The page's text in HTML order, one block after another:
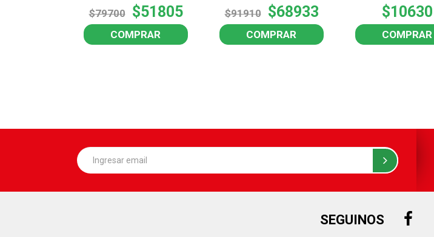
$79700 $51805
COMPRAR
$91910 $68933
COMPRAR
$10630
COMPRAR
SEGUINOS